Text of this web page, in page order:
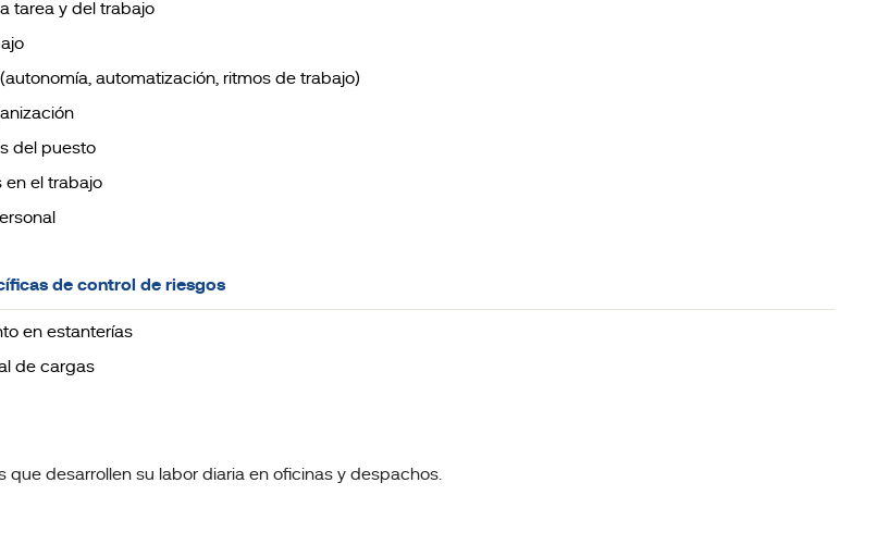
tarea y del trabajo
automatización, ritmos de trabajo)
del puesto
en el trabajo
de control de riesgos
en estanterías
de cargas
que desarrollen su labor diaria en oficinas y despachos.